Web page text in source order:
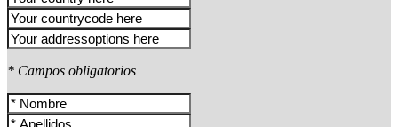
* Campos obligatorios